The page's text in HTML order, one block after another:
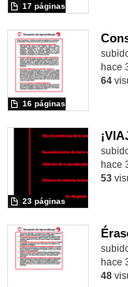
17 páginas
16 páginas
hace
64
23 páginas
hace
53
hace
48